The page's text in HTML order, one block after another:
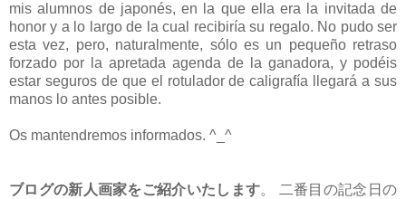
mis alumnos de japonés, en la que ella era la invitada de
honor y a lo largo de la cual recibiría su regalo. No pudo ser
esta vez, pero, naturalmente, sólo es un pequeño retraso
forzado por la apretada agenda de la ganadora, y podéis
estar seguros de que el rotulador de caligrafía llegará a sus
manos lo antes posible.
Os mantendremos informados. ^_^
ブログの新人画家をご紹介いたします。 二番目の記念日の